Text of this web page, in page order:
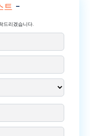
및 전력
• 사례 연구
트 -
드리겠습니다.